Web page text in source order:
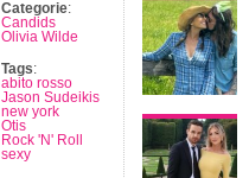
Categorie:
Candids
Olivia Wilde
Tags:
abito rosso
Jason Sudeikis
new york
Otis
Rock 'N' Roll
sexy